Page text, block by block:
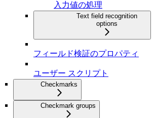
入力値の処理
Text field recognition
options
フィールド検証のプロパティ
ユーザー スクリプト
Checkmarks
Checkmark groups